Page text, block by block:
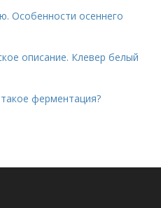
Особенности осеннего
описание. Клевер белый
ферментация?